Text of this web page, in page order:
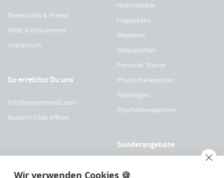
Wir verwenden Cookies 🍪
Downloads & Presse
AGBs & Dokumente
Impressum
So erreichst Du uns
info@appointmed.com
Support-Chat öffnen
Heilpraktiker
Logopäden
Masseure
Osteopathen
Personal Trainer
Physiotherapeuten
Podologen
Psychotherapeuten
Sonderangebote